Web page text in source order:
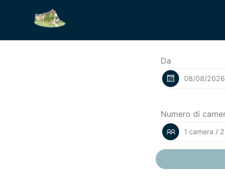
Da
Numero di
1 camera /